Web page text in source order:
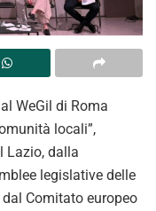
WeGil di Roma
locali”,
Lazio, dalla
legislative delle
Comitato europeo